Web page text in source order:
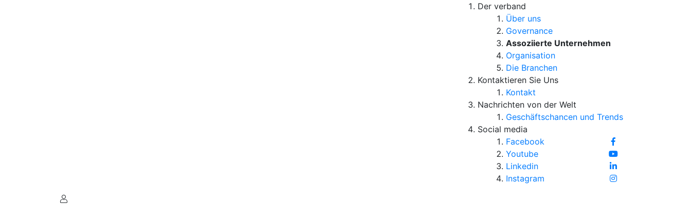
Der verband
Über uns
Governance
Assoziierte Unternehmen
Organisation
Die Branchen
Kontaktieren Sie Uns
Kontakt
Nachrichten von der Welt
Geschäftschancen und Trends
Social media
Facebook
Youtube
Linkedin
Instagram